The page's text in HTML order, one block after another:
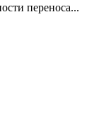
переноса...